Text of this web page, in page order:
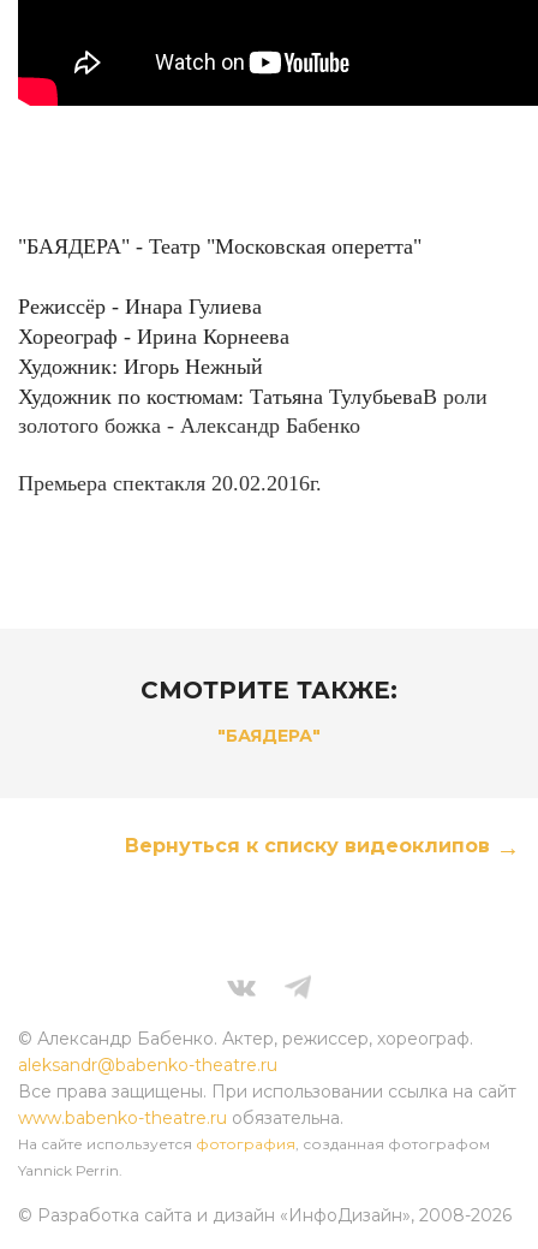
"БАЯДЕРА" - Театр "Московская оперетта"
Режиссёр - Инара Гулиева
Хореограф - Ирина Корнеева
Художник: Игорь Нежный
Художник по костюмам: Татьяна ТулубьеваВ роли
золотого божка - Александр Бабенко
Премьера спектакля 20.02.2016г.
СМОТРИТЕ ТАКЖЕ:
"БАЯДЕРА"
Вернуться к списку видеоклипов
© Александр Бабенко. Актер, режиссер, хореограф.
aleksandr@babenko-theatre.ru
Все права защищены. При использовании ссылка на сайт
www.babenko-theatre.ru обязательна.
На сайте используется фотография , созданная фотографом
Yannick Perrin.
© Разработка сайта и дизайн «ИнфоДизайн», 2008-2026